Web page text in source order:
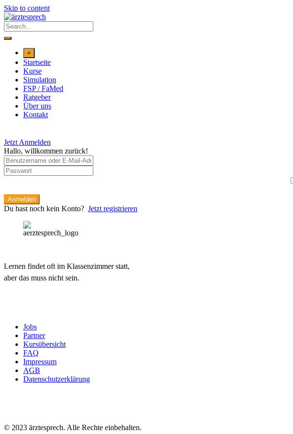
Skip to content
+
Startseite
Kurse
Simulation
FSP / FaMed
Ratgeber
Über uns
Kontakt
Jetzt Anmelden
Hallo, willkommen zurück!
Anmelden
Du hast noch kein Konto? Jetzt registrieren
Lernen findet oft im Klassenzimmer statt,
aber das muss nicht sein.
Jobs
Partner
Kursübersicht
FAQ
Impressum
AGB
Datenschutzerklärung
© 2023 ärztesprech. Alle Rechte einbehalten.